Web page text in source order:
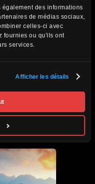
des informations
de médias sociaux,
celles-ci avec
fournies ou qu'ils ont
services.
Afficher les détails